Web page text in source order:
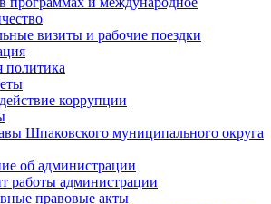
визиты и рабочие поездки
политика
коррупции
Шпаковского муниципального округа
об администрации
работы администрации
правовые акты